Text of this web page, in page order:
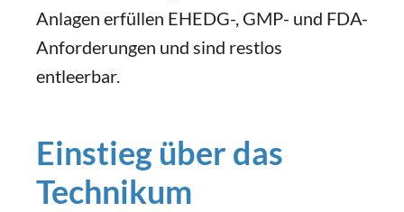
Anlagen erfüllen EHEDG-, GMP- und FDA-
Anforderungen und sind restlos
entleerbar.
Einstieg über das
Technikum